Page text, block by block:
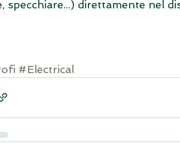
specchiare...) direttamente nel
#Electrical